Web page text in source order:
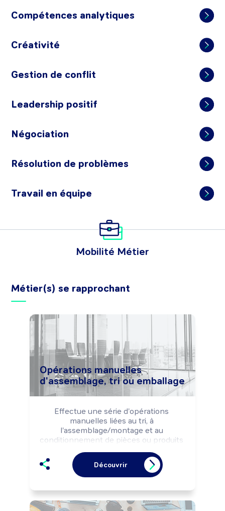
Compétences analytiques
Créativité
Gestion de conflit
Leadership positif
Négociation
Résolution de problèmes
Travail en équipe
Mobilité Métier
Métier(s) se rapprochant
Opérations manuelles
d'assemblage, tri ou emballage
Effectue une série d'opérations
manuelles liées au tri, à
l'assemblage/montage et au
conditionnement de pièces ou produits
optiques) sur une table de travail et une
ligne de production automatisée
(principalement en fin de ligne, ...).
production et les normes d'hygiène et
de sécurité. Peut alimenter une
Découvrir